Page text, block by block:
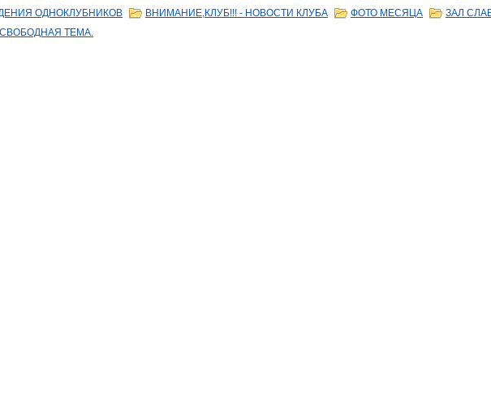
ОДНОКЛУБНИКОВ ВНИМАНИЕ,КЛУБ!!! - НОВОСТИ КЛУБА ФОТО МЕСЯЦА
ЗАЛ
СВОБОДНАЯ ТЕМА.